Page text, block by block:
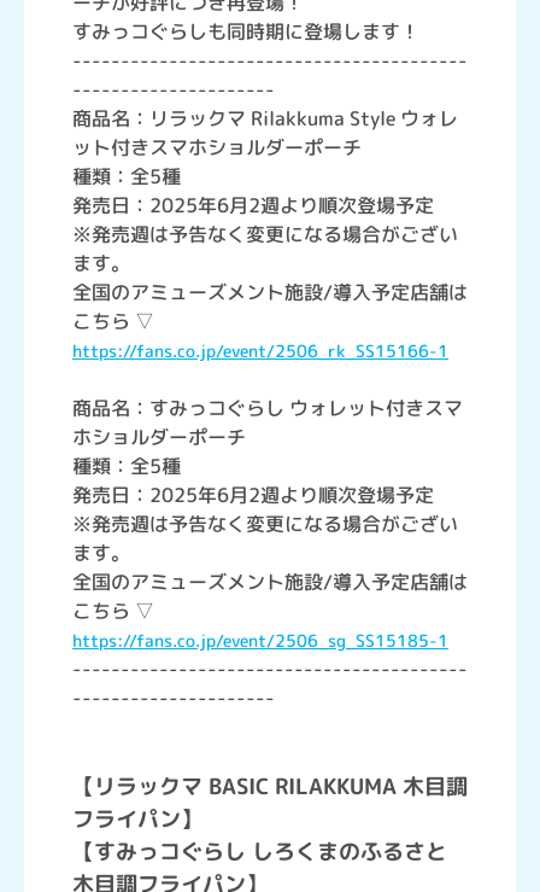
すみっコぐらしも同時期に登場します！
-----------------------------------------
---------------------
商品名：リラックマ Rilakkuma Style ウォレ
ット付きスマホショルダーポーチ
種類：全5種
発売日：2025年6月2週より順次登場予定
※発売週は予告なく変更になる場合がござい
ます。
全国のアミューズメント施設/導入予定店舗は
こちら ▽
https://fans.co.jp/event/2506_rk_SS15166-1
商品名：すみっコぐらし ウォレット付きスマ
ホショルダーポーチ
種類：全5種
発売日：2025年6月2週より順次登場予定
※発売週は予告なく変更になる場合がござい
ます。
全国のアミューズメント施設/導入予定店舗は
こちら ▽
https://fans.co.jp/event/2506_sg_SS15185-1
-----------------------------------------
---------------------
【リラックマ BASIC RILAKKUMA 木目調
フライパン】
【すみっコぐらし しろくまのふるさと
木目調フライパン】